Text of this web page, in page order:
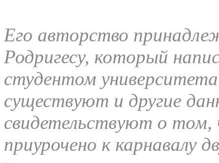
Его авторство
Родригесу, который
студентом
существуют и другие
свидетельствуют о том,
приурочено к карнавалу